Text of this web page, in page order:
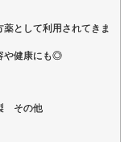
として利用されてきま
や健康にも◎
その他